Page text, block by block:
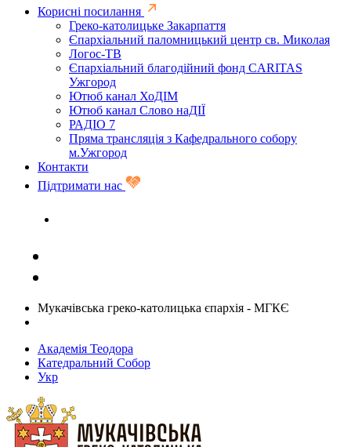
Корисні посилання
Греко-католицьке Закарпаття
Єпархіальний паломницький центр св. Миколая
Логос-ТВ
Єпархіальний благодійний фонд CARITAS
Ужгород
Ютюб канал ХоДІМ
Ютюб канал Слово наДІЇ
РАДІО 7
Пряма трансляція з Кафедрального собору
м.Ужгород
Контакти
Підтримати нас
Мукачівська греко-католицька єпархія - МГКЄ
Академія Теодора
Катедральний Собор
Укр